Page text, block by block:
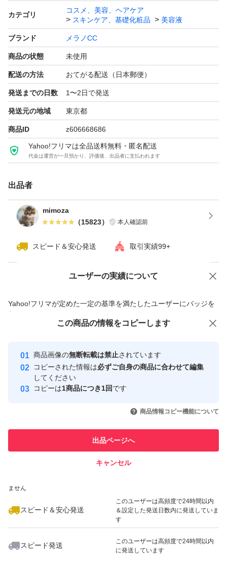
カテゴリ
コスメ、美容、ヘアケア
スキンケア、基礎化粧品
美容液
ブランド メラノCC
商品の状態 未使用
配送の方法 おてがる配送（日本郵便）
発送までの日数 1〜2日で発送
発送元の地域 東京都
商品ID z606668686
Yahoo!フリマは全品送料無料・匿名配送
代金は運営が一旦預かり、評価後、出品者に支払われます
出品者
mimoza
（15823） 本人確認前
スピード＆安心発送 取引実績99+
ユーザーの実績について
Yahoo!フリマが定めた一定の基準を満たしたユーザーにバッジを
付与しています
安心取引出品者
心・安全なユーザーです
取引実績
引を完了させた実績があります
での取引実績があります
ません
スピード＆安心発送
このユーザーは高頻度で24時間以内
＆設定した発送日数内に発送していま
す
スピード発送
このユーザーは高頻度で24時間以内
に発送しています
価格の相談 商品への質問
この商品の情報をコピーします
商品画像の無断転載は禁止されています
コピーされた情報は必ずご自身の商品に合わせて編集
してください
コピーは1商品につき1回です
商品情報コピー機能について
出品ページへ
キャンセル
この商品をみている人にオススメ
いいね！
1,030